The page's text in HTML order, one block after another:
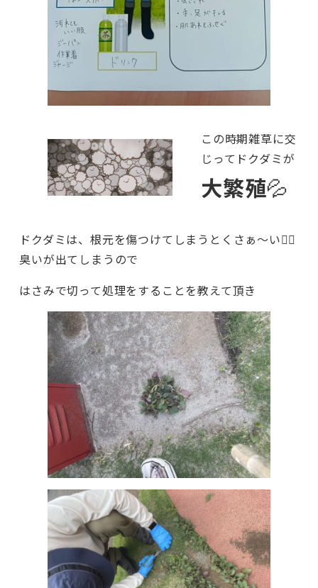
この時期雑草に交
じってドクダミが
大繁殖💦
ドクダミは、根元を傷つけてしまうとくさぁ～い😵‍💫
臭いが出てしまうので
はさみで切って処理をすることを教えて頂き